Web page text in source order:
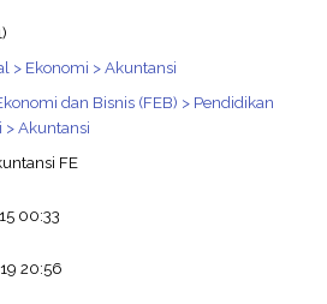
> Ekonomi > Akuntansi
dan Bisnis (FEB) > Pendidikan
> Akuntansi
FE
00:33
20:56